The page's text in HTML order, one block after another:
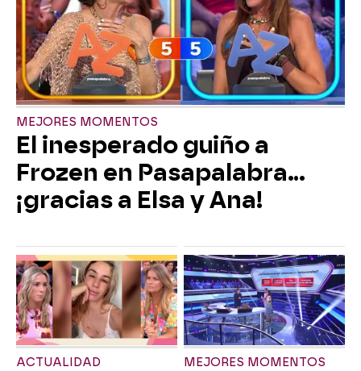
MEJORES MOMENTOS
El inesperado guiño a
Frozen en Pasapalabra…
¡gracias a Elsa y Ana!
ACTUALIDAD MEJORES MOMENTOS